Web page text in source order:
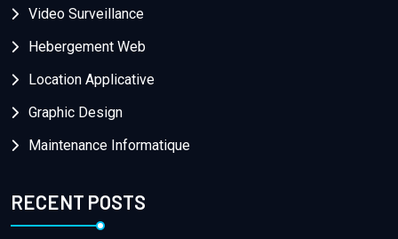
Video Surveillance
Hebergement Web
Location Applicative
Graphic Design
Maintenance Informatique
RECENT POSTS